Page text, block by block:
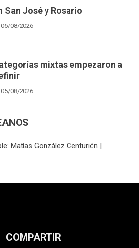
San José y Rosario
06/08/2026
mixtas empezaron a
05/08/2026
Matías González Centurión |
COMPARTIR